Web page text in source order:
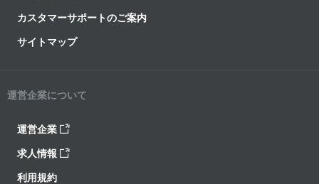
カスタマーサポートのご案内
サイトマップ
運営企業について
運営企業
求人情報
利用規約